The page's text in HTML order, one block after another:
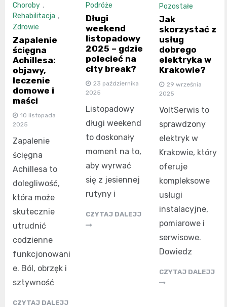
Choroby ,
Rehabilitacja ,
Zdrowie
Zapalenie
ścięgna
Achillesa:
objawy,
leczenie
domowe i
maści
10 listopada
2025
Zapalenie
ścięgna
Achillesa to
dolegliwość,
która może
skutecznie
utrudnić
codzienne
funkcjonowani
e. Ból, obrzęk i
sztywność
CZYTAJ DALEJJ
Podróże
Długi
weekend
listopadowy
2025 – gdzie
polecieć na
city break?
23 października
2025
Listopadowy
długi weekend
to doskonały
moment na to,
aby wyrwać
się z jesiennej
rutyny i
CZYTAJ DALEJJ
Pozostałe
Jak
skorzystać z
usług
dobrego
elektryka w
Krakowie?
29 września
2025
VoltSerwis to
sprawdzony
elektryk w
Krakowie, który
oferuje
kompleksowe
usługi
instalacyjne,
pomiarowe i
serwisowe.
Dowiedz
CZYTAJ DALEJJ